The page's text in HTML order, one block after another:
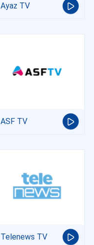
Ayaz TV
ASF TV
Telenews TV